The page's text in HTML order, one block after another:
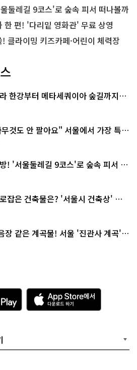
둘레길 9코스'로 숲속 피서 떠나볼까
한 편! '다리밑 영화관' 무료 상영
클라이밍 키즈카페·어린이 체력장
한강부터 메타세쿼이아 숲길까지…
것도 안 팔아요" 서울에서 가장 특별
! '서울둘레길 9코스'로 숲속 피서 떠
잡은 건축물은? '서울시 건축상' 수
장 같은 계곡물! 서울 '진관사 계곡'이
A
p
p
e